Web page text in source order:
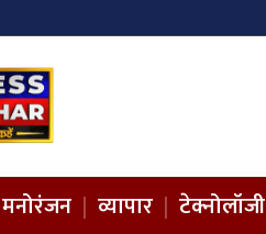
मनोरंजन | व्यापार | टेक्नोलॉजी